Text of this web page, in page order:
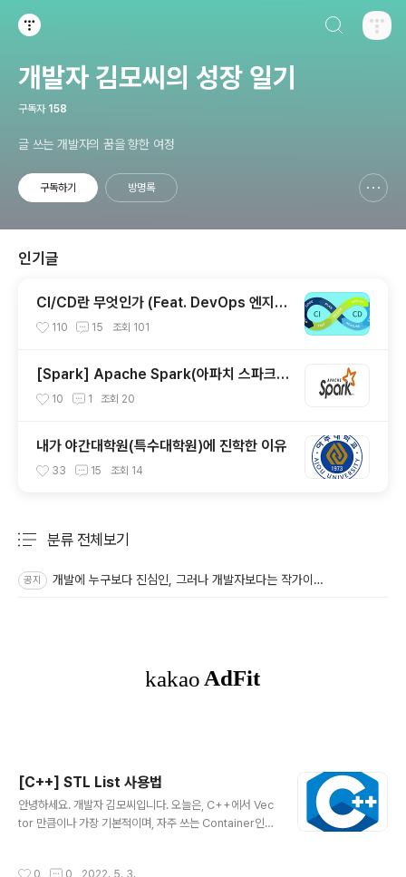
개발자 김모씨의 성장 일기
구독자 158
글 쓰는 개발자의 꿈을 향한 여정
구독하기 방명록
인기글
CI/CD란 무엇인가 (Feat. DevOps 엔지니
어)110 15 조회 101
[Spark] Apache Spark(아파치 스파크)
란?10 1 조회 20
내가 야간대학원(특수대학원)에 진학한 이유
33 15 조회 14
분류 전체보기
공지 개발에 누구보다 진심인, 그러나 개발자보다는 작가이고 싶은 🤔
[C++] STL List 사용법
안녕하세요. 개발자 김모씨입니다. 오늘은, C++에서 Vec
tor 만큼이나 가장 기본적이며, 자주 쓰는 Container인 L
0 0 2022. 5. 3.